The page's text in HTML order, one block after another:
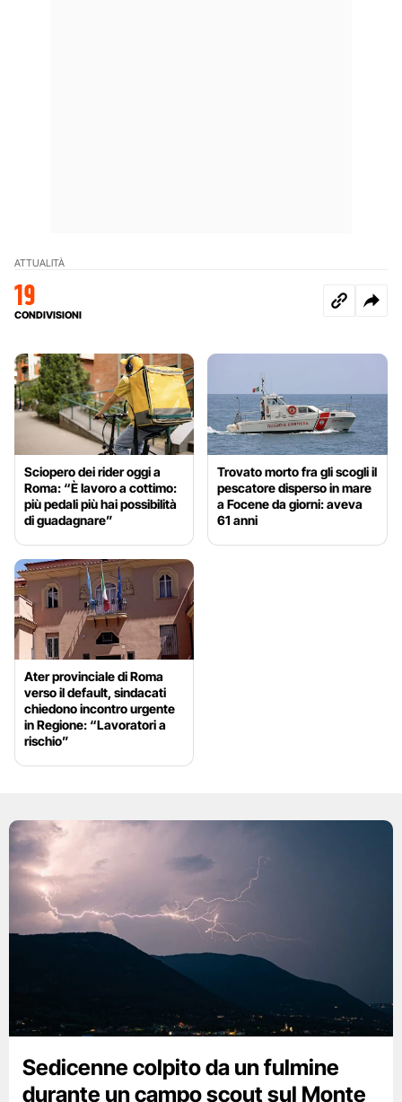
ATTUALITÀ
19
CONDIVISIONI
Sciopero dei rider oggi a
Roma: “È lavoro a cottimo:
più pedali più hai possibilità
di guadagnare”
Trovato morto fra gli scogli il
pescatore disperso in mare
a Focene da giorni: aveva
61 anni
Ater provinciale di Roma
verso il default, sindacati
chiedono incontro urgente
in Regione: “Lavoratori a
rischio”
Sedicenne colpito da un fulmine
durante un campo scout sul Monte